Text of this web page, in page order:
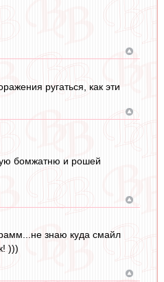
ругаться, как эти
бомжатню и рошей
знаю куда смайл
)))